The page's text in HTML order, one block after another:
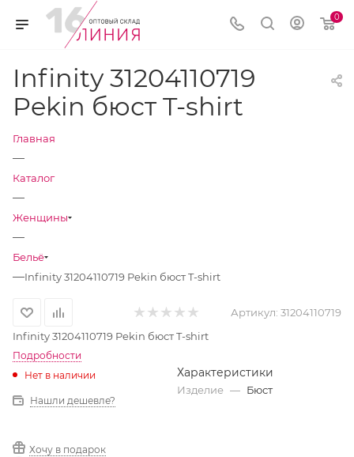
0
Infinity 31204110719
Pekin бюст T-shirt
Главная
—
Каталог
—
Женщины
—
Бельё
—Infinity 31204110719 Pekin бюст T-shirt
Артикул: 31204110719
Infinity 31204110719 Pekin бюст T-shirt
Подробности
Нет в наличии
Нашли дешевле?
Хочу в подарок
Характеристики
Изделие — Бюст